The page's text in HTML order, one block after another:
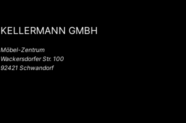
KELLERMANN GMBH
Möbel-Zentrum
Wackersdorfer Str. 100
92421 Schwandorf